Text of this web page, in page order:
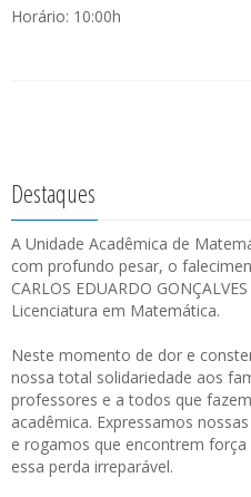
Horário: 10:00h
Destaques
A Unidade Acadêmica de
com profundo pesar, o
CARLOS EDUARDO
Licenciatura em Matemática.
Neste momento de dor e
nossa total solidariedade aos
professores e a todos que
acadêmica. Expressamos
e rogamos que encontrem
essa perda irreparável.